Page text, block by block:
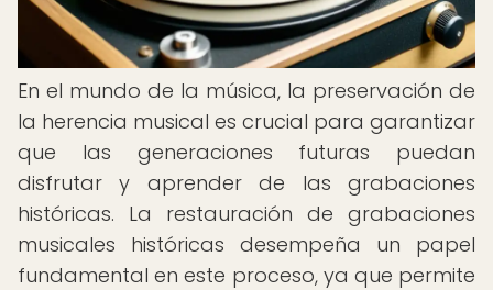
En el mundo de la música, la preservación de
la herencia musical es crucial para garantizar
que las generaciones futuras puedan
disfrutar y aprender de las grabaciones
históricas. La restauración de grabaciones
musicales históricas desempeña un papel
fundamental en este proceso, ya que permite